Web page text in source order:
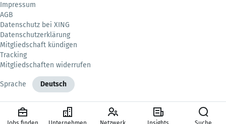
Impressum
AGB
Datenschutz bei XING
Datenschutzerklärung
Mitgliedschaft kündigen
Tracking
Mitgliedschaften widerrufen
Sprache Deutsch